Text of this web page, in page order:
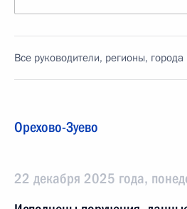
Все руководители, регионы,
Орехово-Зуево
22 декабря 2025 года,